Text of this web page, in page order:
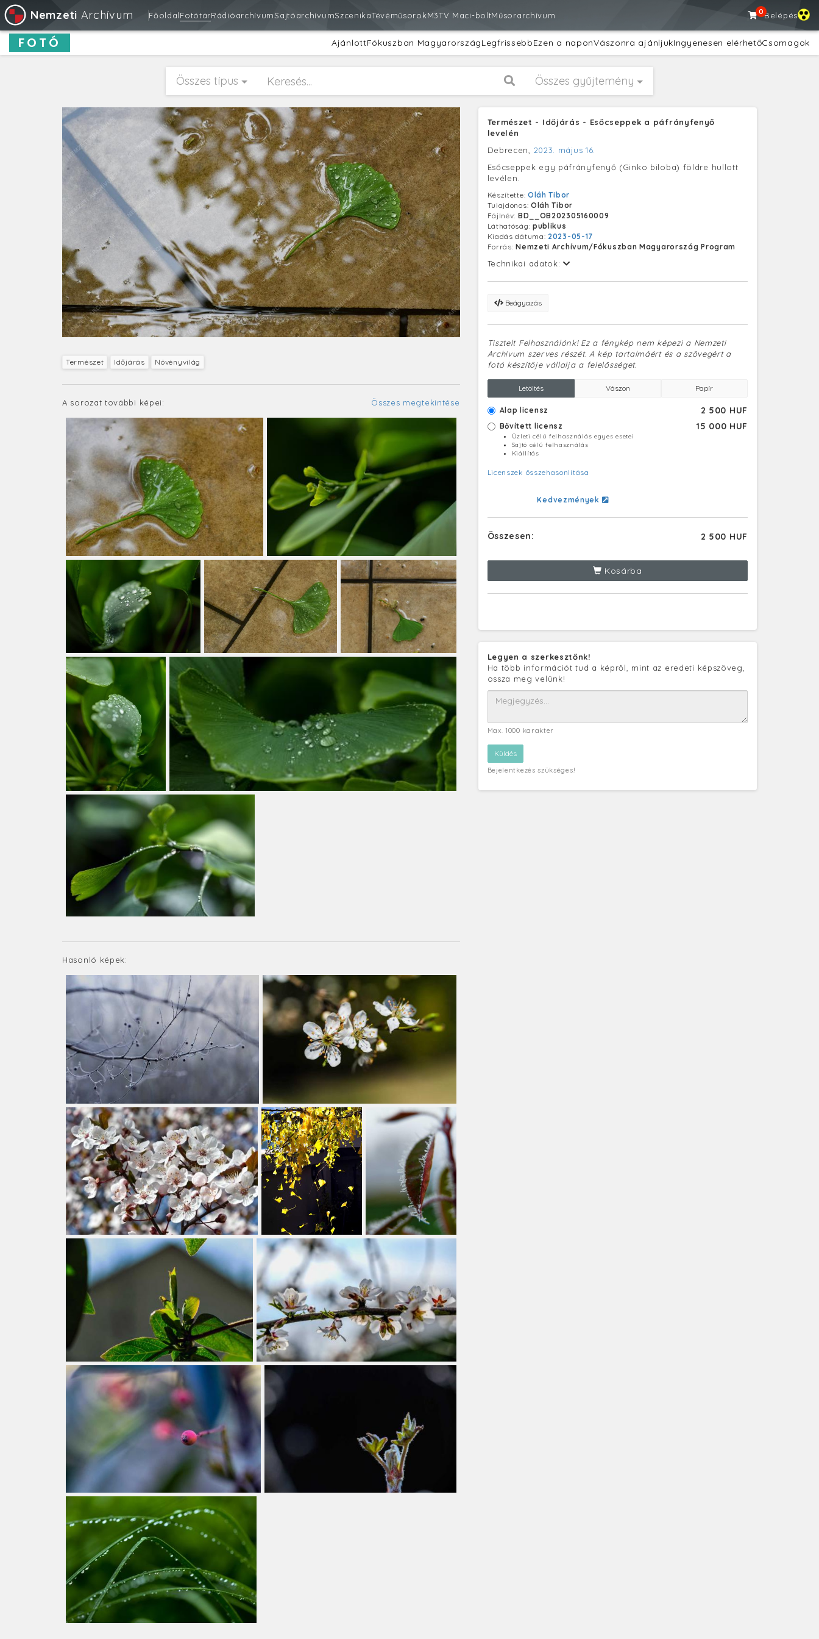
Nemzeti Archívum FőoldalFotótárRádióarchívumSajtóarchívumSzcenikaTévéműsorokM3TV Maci-boltMűsorarchívum 0Belépés
FOTÓ AjánlottFókuszban MagyarországLegfrissebbEzen a naponVászonra ajánljukIngyenesen elérhetőCsomagok
Összes típus Összes gyűjtemény
Természet Időjárás Növényvilág
A sorozat további képei: Összes megtekintése
Hasonló képek:
Természet - Időjárás - Esőcseppek a páfrányfenyő
levelén
Debrecen, 2023. május 16.
Esőcseppek egy páfrányfenyő (Ginko biloba) földre hullott
levélen.
Készítette: Oláh Tibor
Tulajdonos: Oláh Tibor
Fájlnév: BD__OB202305160009
Láthatóság: publikus
Kiadás dátuma: 2023-05-17
Forrás:Nemzeti Archívum/Fókuszban Magyarország Program
Technikai adatok:
Beágyazás
Tisztelt Felhasználónk! Ez a fénykép nem képezi a Nemzeti
Archívum szerves részét. A kép tartalmáért és a szövegért a
fotó készítője vállalja a felelősséget.
Letöltés Vászon Papír
Alap licensz 2 500 HUF
Bővített licensz 15 000 HUF
Üzleti célú felhasználás egyes esetei
Sajtó célú felhasználás
Kiállítás
Licenszek összehasonlítása
Kedvezmények
Összesen: 2 500 HUF
Kosárba
Legyen a szerkesztőnk!
Ha több információt tud a képről, mint az eredeti képszöveg,
ossza meg velünk!
Max. 1000 karakter
Bejelentkezés szükséges!